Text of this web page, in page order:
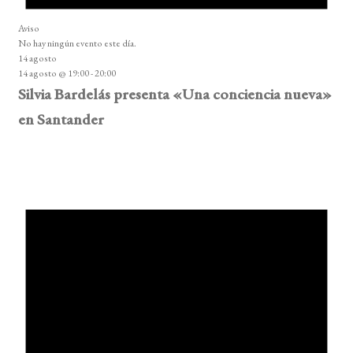
Aviso
No hay ningún evento este día.
14 agosto
14 agosto @ 19:00-20:00
Silvia Bardelás presenta «Una conciencia nueva»
en Santander